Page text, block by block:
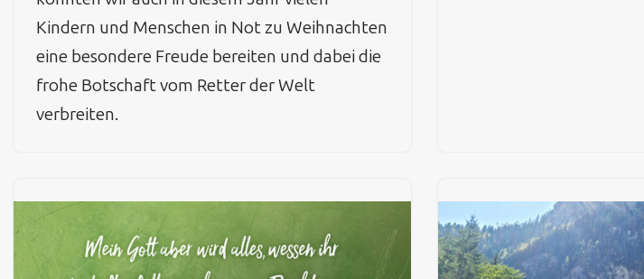
Kindern und Menschen in Not zu Weihnachten
eine besondere Freude bereiten und dabei die
frohe Botschaft vom Retter der Welt
verbreiten.